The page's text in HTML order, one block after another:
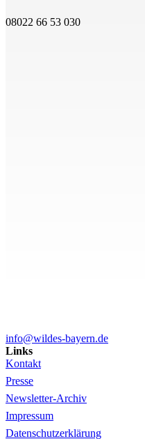
08022 66 53 030
info@wildes-bayern.de
Links
Kontakt
Presse
Newsletter-Archiv
Impressum
Datenschutzerklärung